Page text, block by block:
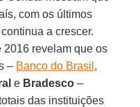
com os últimos
a crescer.
2016 revelam que os
– Banco do Brasil ,
e Bradesco –
das instituições